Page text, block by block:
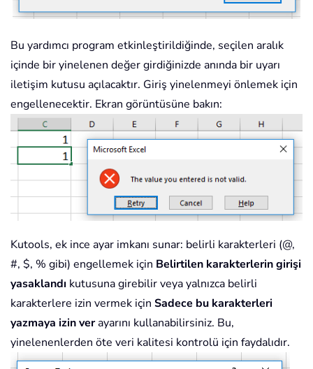
Bu yardımcı program etkinleştirildiğinde, seçilen aralık
içinde bir yinelenen değer girdiğinizde anında bir uyarı
iletişim kutusu açılacaktır. Giriş yinelenmeyi önlemek için
engellenecektir. Ekran görüntüsüne bakın:
Kutools, ek ince ayar imkanı sunar: belirli karakterleri (@,
#, $, % gibi) engellemek için Belirtilen karakterlerin girişi
yasaklandı kutusuna girebilir veya yalnızca belirli
karakterlere izin vermek için Sadece bu karakterleri
yazmaya izin verayarını kullanabilirsiniz. Bu,
yinelenenlerden öte veri kalitesi kontrolü için faydalıdır.